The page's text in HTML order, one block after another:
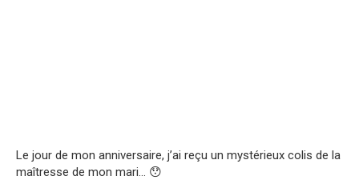
Le jour de mon anniversaire, j’ai reçu un mystérieux colis de la
maîtresse de mon mari… 😯